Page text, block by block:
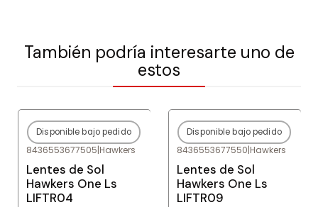
También podría interesarte uno de
estos
-80%OFF
Agotado
Disponible bajo pedido
8436553677505|Hawkers
Lentes de Sol
Hawkers One Ls
LIFTR04
-80%OFF
Agotado
Disponible bajo pedido
8436553677550|Hawkers
Lentes de Sol
Hawkers One Ls
LIFTR09